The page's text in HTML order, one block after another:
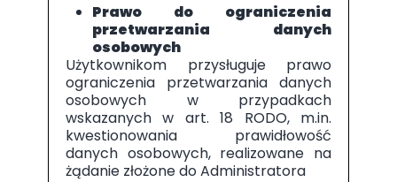
Prawo do ograniczenia
przetwarzania danych
osobowych
Użytkownikom przysługuje prawo
ograniczenia przetwarzania danych
osobowych w przypadkach
wskazanych w art. 18 RODO, m.in.
kwestionowania prawidłowość
danych osobowych, realizowane na
żądanie złożone do Administratora